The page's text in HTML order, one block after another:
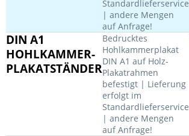
Standardlieferservice
| andere Mengen
auf Anfrage!
DIN A1
HOHLKAMMER-
PLAKATSTÄNDER
Bedrucktes
Hohlkammerplakat
DIN A1 auf Holz-
Plakatrahmen
befestigt | Lieferung
erfolgt im
Standardlieferservice
| andere Mengen
auf Anfrage!